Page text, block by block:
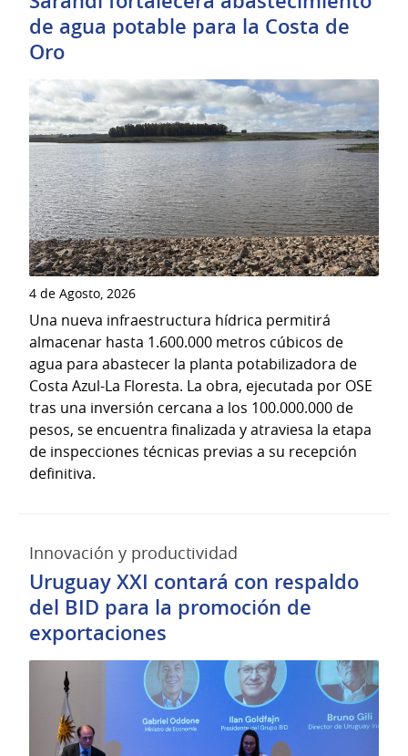
de agua potable para la Costa de
Oro
4 de Agosto, 2026
Una nueva infraestructura hídrica permitirá
almacenar hasta 1.600.000 metros cúbicos de
agua para abastecer la planta potabilizadora de
Costa Azul-La Floresta. La obra, ejecutada por OSE
tras una inversión cercana a los 100.000.000 de
pesos, se encuentra finalizada y atraviesa la etapa
de inspecciones técnicas previas a su recepción
definitiva.
Innovación y productividad
Uruguay XXI contará con respaldo
del BID para la promoción de
exportaciones